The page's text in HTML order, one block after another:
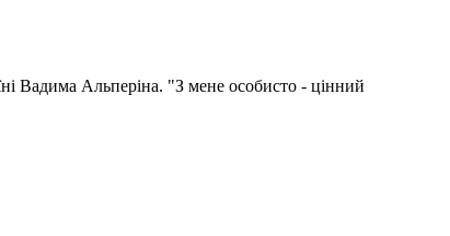
Вадима Альперіна. "З мене особисто - цінний